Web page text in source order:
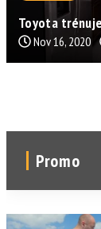
Toyota
Nov 16, 2020
Promo